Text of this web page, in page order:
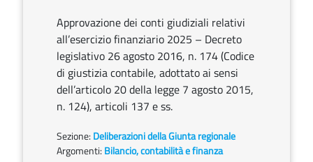
Approvazione dei conti giudiziali relativi
all’esercizio finanziario 2025 – Decreto
legislativo 26 agosto 2016, n. 174 (Codice
di giustizia contabile, adottato ai sensi
dell’articolo 20 della legge 7 agosto 2015,
n. 124), articoli 137 e ss.
Sezione: Deliberazioni della Giunta regionale
Argomenti: Bilancio, contabilità e finanza